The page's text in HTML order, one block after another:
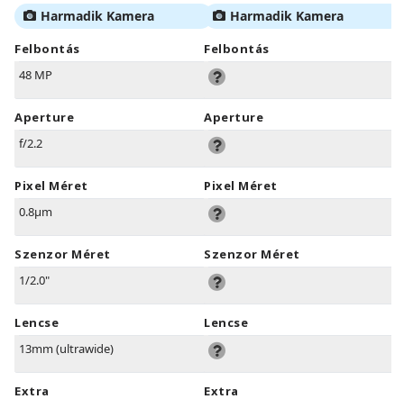
Harmadik Kamera
Felbontás
48 MP
Aperture
f/2.2
Pixel Méret
0.8µm
Szenzor Méret
1/2.0"
Lencse
13mm (ultrawide)
Extra
Harmadik Kamera
Felbontás
Aperture
Pixel Méret
Szenzor Méret
Lencse
Extra